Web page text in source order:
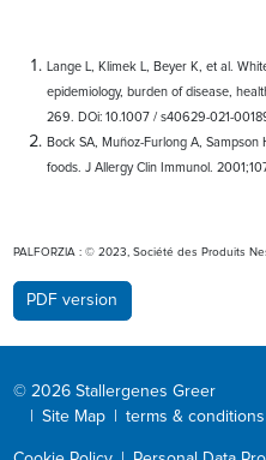
Lange L, Klimek L, Beyer K, et al.
epidemiology, burden of disease,
269. DOi: 10.1007 / s40629-021-
Bock SA, Muñoz-Furlong A,
foods. J Allergy Clin Immunol.
PALFORZIA : © 2023, Société des Produits
PDF version
© 2026 Stallergenes Greer
Site Map terms & conditions